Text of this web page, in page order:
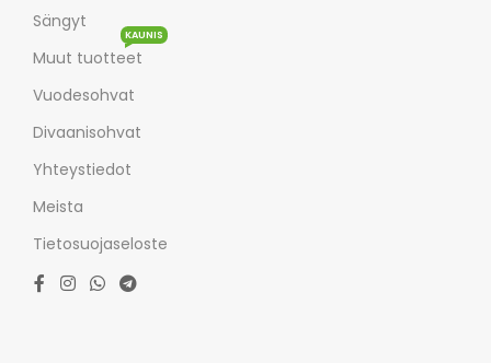
Sängyt
Muut tuotteet
KAUNIS
Vuodesohvat
Divaanisohvat
Yhteystiedot
Meista
Tietosuojaseloste